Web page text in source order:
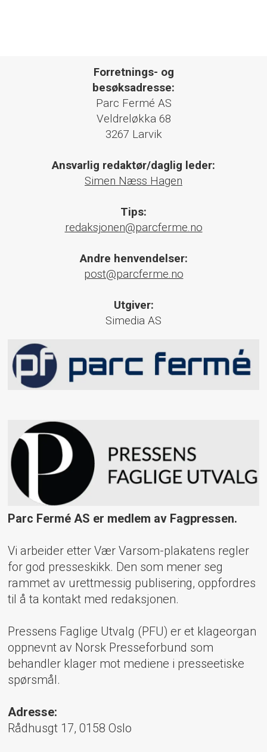
Forretnings- og
besøksadresse:
Parc Fermé AS
Veldreløkka 68
3267 Larvik
Ansvarlig redaktør/daglig leder:
Simen Næss Hagen
Tips:
redaksjonen@parcferme.no
Andre henvendelser:
post@parcferme.no
Utgiver:
Simedia AS
Parc Fermé AS er medlem av Fagpressen.
Vi arbeider etter Vær Varsom-plakatens regler
for god presseskikk. Den som mener seg
rammet av urettmessig publisering, oppfordres
til å ta kontakt med redaksjonen.
Pressens Faglige Utvalg (PFU) er et klageorgan
oppnevnt av Norsk Presseforbund som
behandler klager mot mediene i presseetiske
spørsmål.
Adresse:
Rådhusgt 17, 0158 Oslo